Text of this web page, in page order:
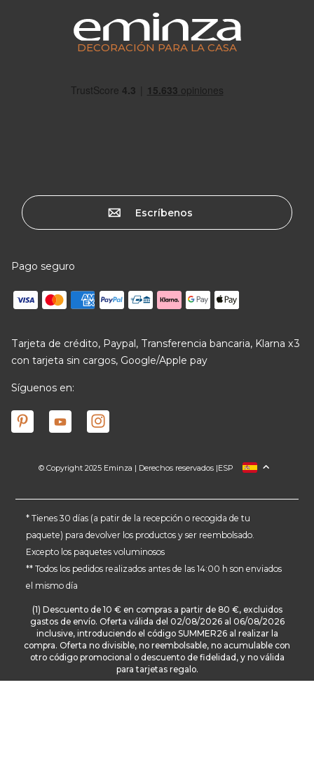
DECORACIÓN PARA LA CASA
Escríbenos
Pago seguro
Tarjeta de crédito, Paypal, Transferencia bancaria, Klarna x3
con tarjeta sin cargos, Google/Apple pay
Síguenos en:
© Copyright 2025 Eminza | Derechos reservados |
FRANCIA
ALEMANIA
PAÍSES BAJOS
ESP
* Tienes 30 días (a patir de la recepción o recogida de tu
paquete) para devolver los productos y ser reembolsado.
Excepto los paquetes voluminosos
** Todos los pedidos realizados antes de las 14:00 h son enviados
el mismo día
(1) Descuento de 10 € en compras a partir de 80 €, excluidos
gastos de envío. Oferta válida del 02/08/2026 al 06/08/2026
inclusive, introduciendo el código SUMMER26 al realizar la
compra. Oferta no divisible, no reembolsable, no acumulable con
otro código promocional o descuento de fidelidad, y no válida
para tarjetas regalo.